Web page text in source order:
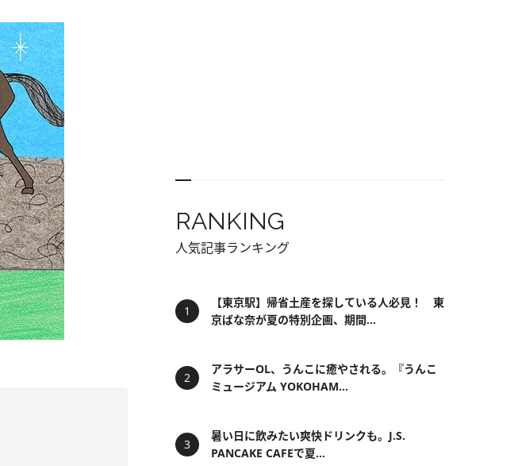
RANKING
人気記事ランキング
【東京駅】帰省土産を探している人必見！ 東
京ばな奈が夏の特別企画、期間...
アラサーOL、うんこに癒やされる。『うんこ
ミュージアム YOKOHAM...
暑い日に飲みたい爽快ドリンクも。J.S.
PANCAKE CAFEで夏...